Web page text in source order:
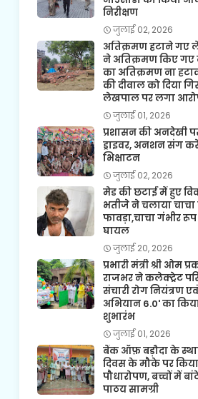
निरीक्षण
जुलाई 02, 2026
अतिक्रमण हटाने गए
ने अतिक्रमण किए गए
का अतिक्रमण ना
की दीवाल को दिया
लेखपाल पर लगा
जुलाई 01, 2026
प्रशासन की अनदेखी
ड्राइवर, अनशन संग
भिक्षाटन
जुलाई 02, 2026
मेड की छटाई में हुए
भतीजे ने चलाया चाचा
फावड़ा,चाचा गंभीर
घायल
जुलाई 20, 2026
प्रभारी मंत्री श्री ओम
राजभर ने कलेक्ट्रेट
संचारी रोग नियंत्रण
अभियान 6.0' का
शुभारंभ
जुलाई 01, 2026
बैंक ऑफ़ बड़ौदा के
दिवस के मौके पर
पौधारोपण, बच्चों में
पाठय सामग्री